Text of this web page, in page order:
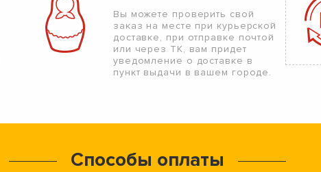
Вы можете проверить свой
заказ на месте при курьерской
доставке, при отправке почтой
или через ТК, вам придет
уведомление о доставке в
пункт выдачи в вашем городе.
Способы оплаты